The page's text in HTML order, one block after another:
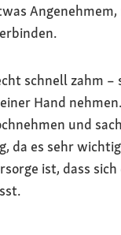
schnell zahm –
Hand
und
da es sehr
ist, dass